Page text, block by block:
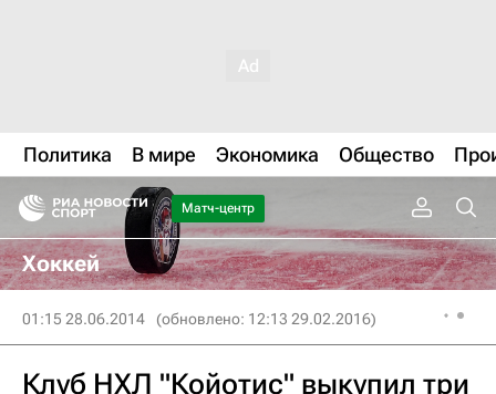
Политика В мире Экономика Общество
Матч-центр
Хоккей
01:15 28.06.2014 (обновлено: 12:13 29.02.2016)
Клуб НХЛ "Койотис" выкупил три